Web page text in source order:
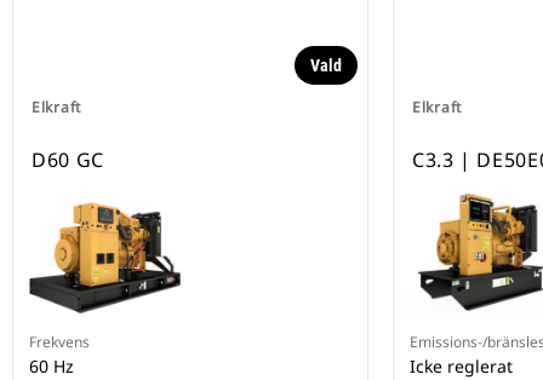
Elkraft
Vald
D60 GC
Frekvens
60 Hz
Elkraft
C3.3 |
Emissions-/
Icke reglerat